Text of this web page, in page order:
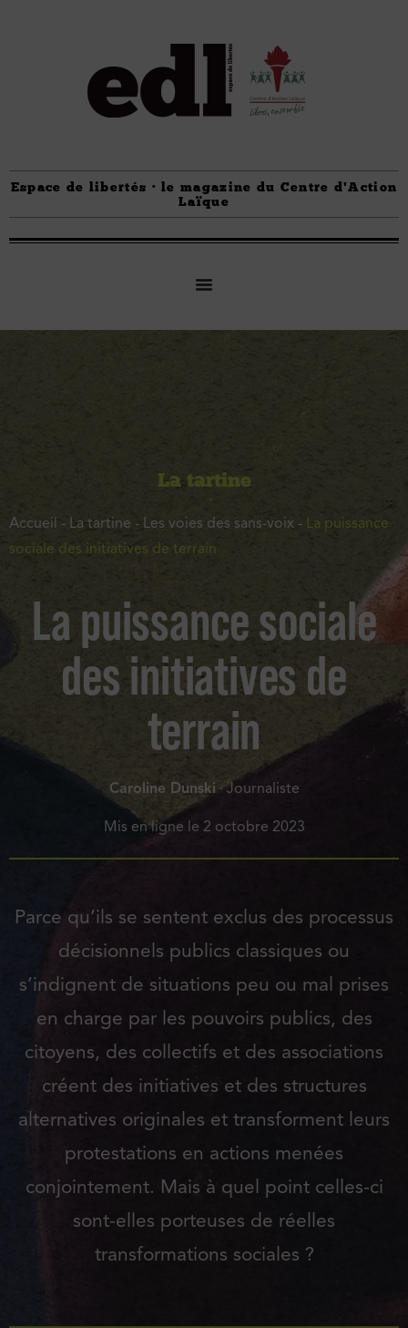
Espace de libertés · le magazine du Centre d'Action
Laïque
La tartine
Accueil - La tartine - Les voies des sans-voix - La puissance
sociale des initiatives de terrain
La puissance sociale
des initiatives de
terrain
Caroline Dunski · Journaliste
Mis en ligne le 2 octobre 2023
Parce qu’ils se sentent exclus des processus
décisionnels publics classiques ou
s’indignent de situations peu ou mal prises
en charge par les pouvoirs publics, des
citoyens, des collectifs et des associations
créent des initiatives et des structures
alternatives originales et transforment leurs
protestations en actions menées
conjointement. Mais à quel point celles-ci
sont-elles porteuses de réelles
transformations sociales ?